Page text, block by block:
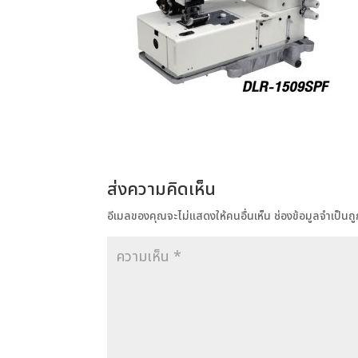
ส่งความคิดเห็น
อีเมลของคุณจะไม่แสดงให้คนอื่นเห็น ช่องข้อมูลจำเป็น